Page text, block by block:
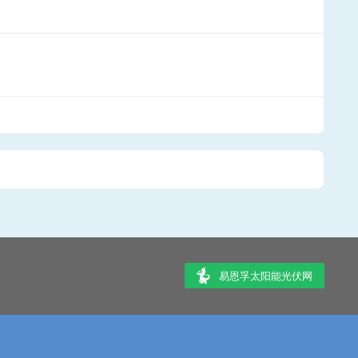
易恩孚太阳能光伏网